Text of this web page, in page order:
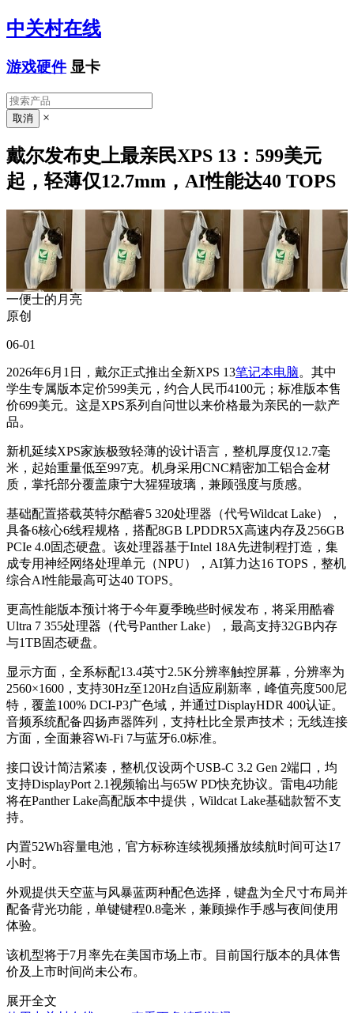
中关村在线
游戏硬件 显卡
×
戴尔发布史上最亲民XPS 13：599美元
起，轻薄仅12.7mm，AI性能达40 TOPS
一便士的月亮
原创
06-01
2026年6月1日，戴尔正式推出全新XPS 13笔记本电脑。其中
学生专属版本定价599美元，约合人民币4100元；标准版本售
价699美元。这是XPS系列自问世以来价格最为亲民的一款产
品。
新机延续XPS家族极致轻薄的设计语言，整机厚度仅12.7毫
米，起始重量低至997克。机身采用CNC精密加工铝合金材
质，掌托部分覆盖康宁大猩猩玻璃，兼顾强度与质感。
基础配置搭载英特尔酷睿5 320处理器（代号Wildcat Lake），
具备6核心6线程规格，搭配8GB LPDDR5X高速内存及256GB
PCIe 4.0固态硬盘。该处理器基于Intel 18A先进制程打造，集
成专用神经网络处理单元（NPU），AI算力达16 TOPS，整机
综合AI性能最高可达40 TOPS。
更高性能版本预计将于今年夏季晚些时候发布，将采用酷睿
Ultra 7 355处理器（代号Panther Lake），最高支持32GB内存
与1TB固态硬盘。
显示方面，全系标配13.4英寸2.5K分辨率触控屏幕，分辨率为
2560×1600，支持30Hz至120Hz自适应刷新率，峰值亮度500尼
特，覆盖100% DCI-P3广色域，并通过DisplayHDR 400认证。
音频系统配备四扬声器阵列，支持杜比全景声技术；无线连接
方面，全面兼容Wi-Fi 7与蓝牙6.0标准。
接口设计简洁紧凑，整机仅设两个USB-C 3.2 Gen 2端口，均
支持DisplayPort 2.1视频输出与65W PD快充协议。雷电4功能
将在Panther Lake高配版本中提供，Wildcat Lake基础款暂不支
持。
内置52Wh容量电池，官方标称连续视频播放续航时间可达17
小时。
外观提供天空蓝与风暴蓝两种配色选择，键盘为全尺寸布局并
配备背光功能，单键键程0.8毫米，兼顾操作手感与夜间使用
体验。
该机型将于7月率先在美国市场上市。目前国行版本的具体售
价及上市时间尚未公布。
展开全文